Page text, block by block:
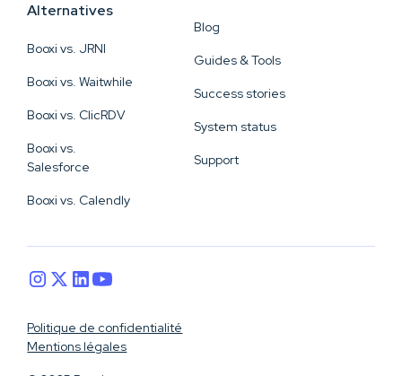
Alternatives
Booxi vs. JRNI
Booxi vs. Waitwhile
Booxi vs. ClicRDV
Booxi vs.
Salesforce
Booxi vs. Calendly
Blog
Guides & Tools
Success stories
System status
Support
Politique de confidentialité
Mentions légales